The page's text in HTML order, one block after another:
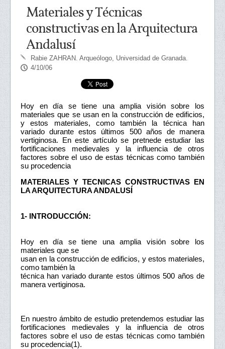
Materiales y Técnicas
constructivas en la Arquitectura
Andalusí
Rabie ZAHRAN. Arqueólogo, Universidad de Granada.
4/10/06
Hoy en día se tiene una amplia visión sobre los
materiales que se usan en la construcción de edificios,
y estos materiales, como también la técnica han
variado durante estos últimos 500 años de manera
vertiginosa. En este artículo se pretnede estudiar las
fortificaciones medievales y la influencia de otros
factores sobre el uso de estas técnicas como también
su procedencia
MATERIALES Y TECNICAS CONSTRUCTIVAS EN
LA ARQUITECTURA ANDALUSÍ
1- INTRODUCCIÓN:
Hoy en día se tiene una amplia visión sobre los
materiales que se
usan en la construcción de edificios, y estos materiales,
como también la
técnica han variado durante estos últimos 500 años de
manera vertiginosa.
En nuestro ámbito de estudio pretendemos estudiar las
fortificaciones medievales y la influencia de otros
factores sobre el uso de estas técnicas como también
su procedencia(1).